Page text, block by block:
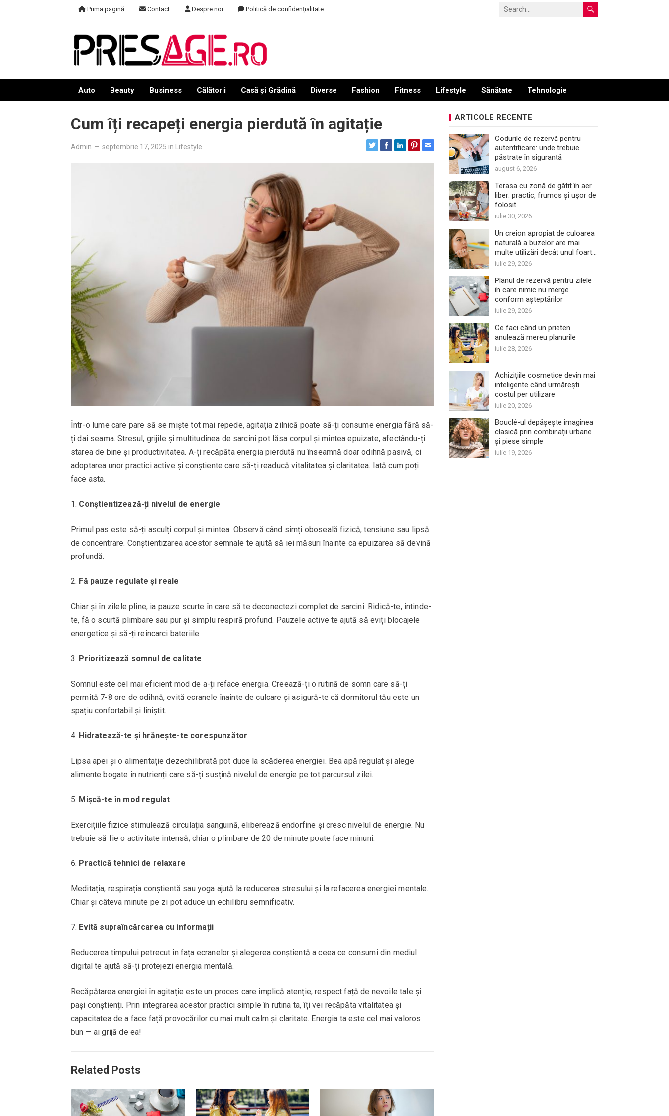
Prima pagină Contact Despre noi Politică de confidențialitate
Auto Beauty Business Călătorii Casă și Grădină Diverse Fashion Fitness Lifestyle Sănătate Tehnologie
Cum îți recapeți energia pierdută în agitație
Admin — septembrie 17, 2025 in Lifestyle
Într-o lume care pare să se miște tot mai repede, agitația zilnică poate să-ți consume energia fără să-
ți dai seama. Stresul, grijile și multitudinea de sarcini pot lăsa corpul și mintea epuizate, afectându-ți
starea de bine și productivitatea. A-ți recăpăta energia pierdută nu înseamnă doar odihnă pasivă, ci
adoptarea unor practici active și conștiente care să-ți readucă vitalitatea și claritatea. Iată cum poți
face asta.
Conștientizează-ți nivelul de energie
Primul pas este să-ți asculți corpul și mintea. Observă când simți oboseală fizică, tensiune sau lipsă
de concentrare. Conștientizarea acestor semnale te ajută să iei măsuri înainte ca epuizarea să devină
profundă.
Fă pauze regulate și reale
Chiar și în zilele pline, ia pauze scurte în care să te deconectezi complet de sarcini. Ridică-te, întinde-
te, fă o scurtă plimbare sau pur și simplu respiră profund. Pauzele active te ajută să eviți blocajele
energetice și să-ți reîncarci bateriile.
Prioritizează somnul de calitate
Somnul este cel mai eficient mod de a-ți reface energia. Creează-ți o rutină de somn care să-ți
permită 7-8 ore de odihnă, evită ecranele înainte de culcare și asigură-te că dormitorul tău este un
spațiu confortabil și liniștit.
Hidratează-te și hrănește-te corespunzător
Lipsa apei și o alimentație dezechilibrată pot duce la scăderea energiei. Bea apă regulat și alege
alimente bogate în nutrienți care să-ți susțină nivelul de energie pe tot parcursul zilei.
Mișcă-te în mod regulat
Exercițiile fizice stimulează circulația sanguină, eliberează endorfine și cresc nivelul de energie. Nu
trebuie să fie o activitate intensă; chiar o plimbare de 20 de minute poate face minuni.
Practică tehnici de relaxare
Meditația, respirația conștientă sau yoga ajută la reducerea stresului și la refacerea energiei mentale.
Chiar și câteva minute pe zi pot aduce un echilibru semnificativ.
Evită supraîncărcarea cu informații
Reducerea timpului petrecut în fața ecranelor și alegerea conștientă a ceea ce consumi din mediul
digital te ajută să-ți protejezi energia mentală.
Recăpătarea energiei în agitație este un proces care implică atenție, respect față de nevoile tale și
pași conștienți. Prin integrarea acestor practici simple în rutina ta, îți vei recăpăta vitalitatea și
capacitatea de a face față provocărilor cu mai mult calm și claritate. Energia ta este cel mai valoros
bun — ai grijă de ea!
Related Posts
ARTICOLE RECENTE
Codurile de rezervă pentru
autentificare: unde trebuie
păstrate în siguranță
august 6, 2026
Terasa cu zonă de gătit în aer
liber: practic, frumos și ușor de
folosit
iulie 30, 2026
Un creion apropiat de culoarea
naturală a buzelor are mai
multe utilizări decât unul foarte
închis
iulie 29, 2026
Planul de rezervă pentru zilele
în care nimic nu merge
conform așteptărilor
iulie 29, 2026
Ce faci când un prieten
anulează mereu planurile
iulie 28, 2026
Achizițiile cosmetice devin mai
inteligente când urmărești
costul per utilizare
iulie 20, 2026
Bouclé-ul depășește imaginea
clasică prin combinații urbane
și piese simple
iulie 19, 2026